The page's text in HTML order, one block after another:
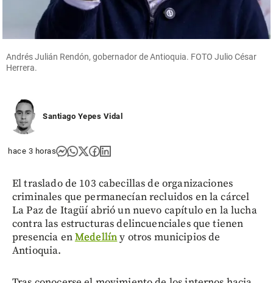
Andrés Julián Rendón, gobernador de Antioquia. FOTO Julio César
Herrera.
Santiago Yepes Vidal
hace 3 horas
El traslado de 103 cabecillas de organizaciones
criminales que permanecían recluidos en la cárcel
La Paz de Itagüí abrió un nuevo capítulo en la lucha
contra las estructuras delincuenciales que tienen
presencia enMedellíny otros municipios de
Antioquia.